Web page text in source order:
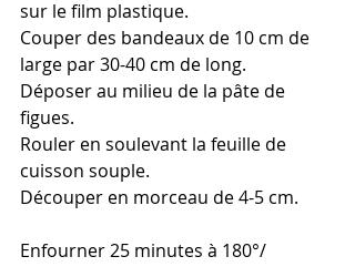
sur le film plastique.
Couper des bandeaux de 10 cm de
large par 30-40 cm de long.
Déposer au milieu de la pâte de
figues.
Rouler en soulevant la feuille de
cuisson souple.
Découper en morceau de 4-5 cm.
Enfourner 25 minutes à 180°/